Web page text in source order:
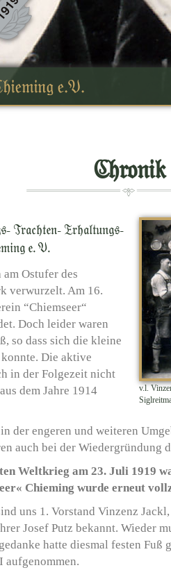
e.V.
Chronik
v.l.
Trachten- Erhaltungs-
e. V.
Ostufer des
verwurzelt. Am 16.
“Chiemseer“
Doch leider waren
so dass sich die kleine
Die aktive
in der Folgezeit nicht
dem Jahre 1914
der engeren und weiteren
auch bei der Wiedergründung
Weltkrieg am 23. Juli 1919
Chieming wurde erneut
uns 1. Vorstand Vinzenz
Josef Putz bekannt. Wieder
hatte diesmal festen Fuß
aufgenommen.